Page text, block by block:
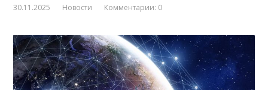
30.11.2025 Новости Комментарии: 0